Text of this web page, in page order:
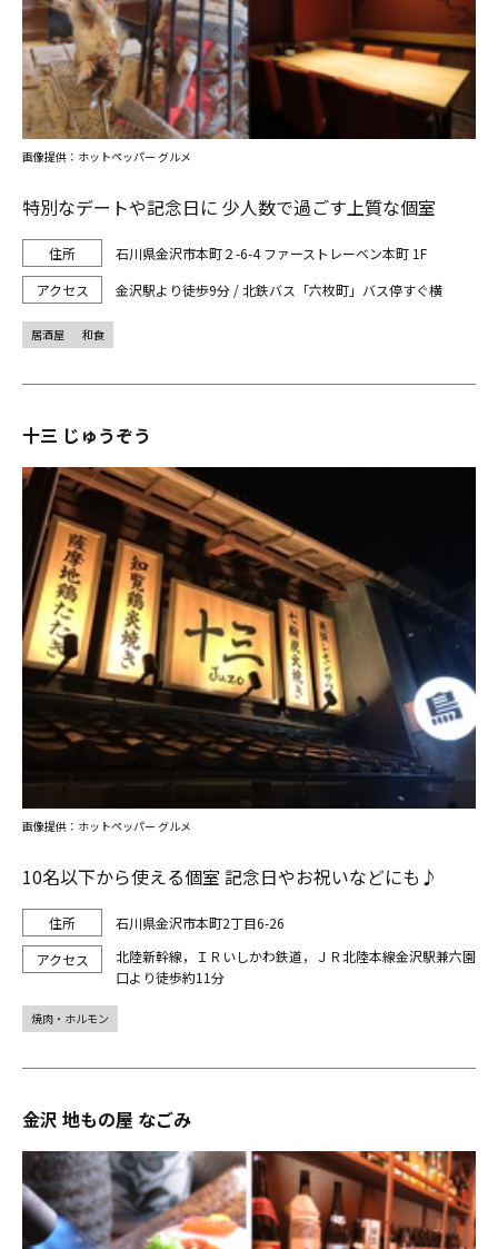
特別なデートや記念日に 少人数で過ごす上質な個室
石川県金沢市本町２-6-4 ファーストレーベン本町 1F
金沢駅より徒歩9分 / 北鉄バス「六枚町」バス停すぐ横
画像提供：ホットペッパー グルメ
居酒屋 和食
十三 じゅうぞう
10名以下から使える個室 記念日やお祝いなどにも♪
石川県金沢市本町2丁目6-26
北陸新幹線，ＩＲいしかわ鉄道，ＪＲ北陸本線金沢駅兼六園
口より徒歩約11分
画像提供：ホットペッパー グルメ
焼肉・ホルモン
金沢 地もの屋 なごみ